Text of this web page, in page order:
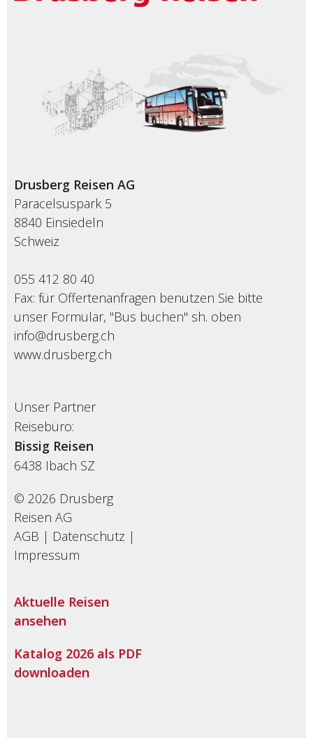
Drusberg Reisen AG
Paracelsuspark 5
8840 Einsiedeln
Schweiz
055 412 80 40
Fax: für Offertenanfragen benutzen Sie bitte
unser Formular, "Bus buchen" sh. oben
info@drusberg.ch
www.drusberg.ch
Unser Partner
Reisebüro:
Bissig Reisen
6438 Ibach SZ
© 2026 Drusberg
Reisen AG
AGB | Datenschutz |
Impressum
Aktuelle Reisen
ansehen
Katalog 2026 als PDF
downloaden